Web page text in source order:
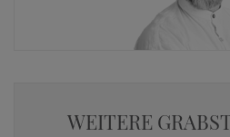
WEITERE